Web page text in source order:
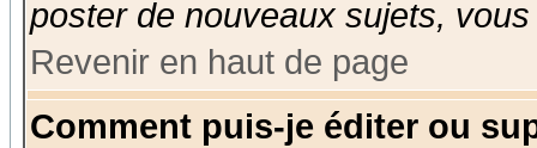
poster de nouveaux sujets,
Revenir en haut de page
Comment puis-je éditer ou